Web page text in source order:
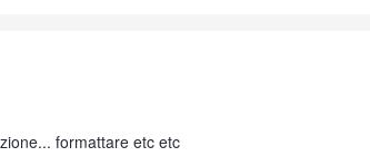
formattare etc etc